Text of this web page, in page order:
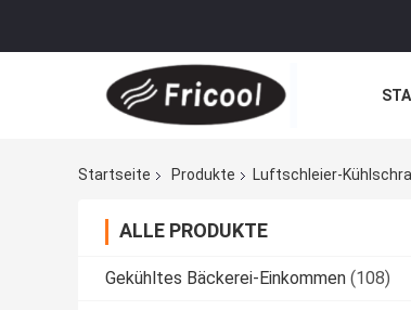
Startseite Produkte Luftschleier-
ALLE PRODUKTE
Gekühltes Bäckerei-Einkommen (108)